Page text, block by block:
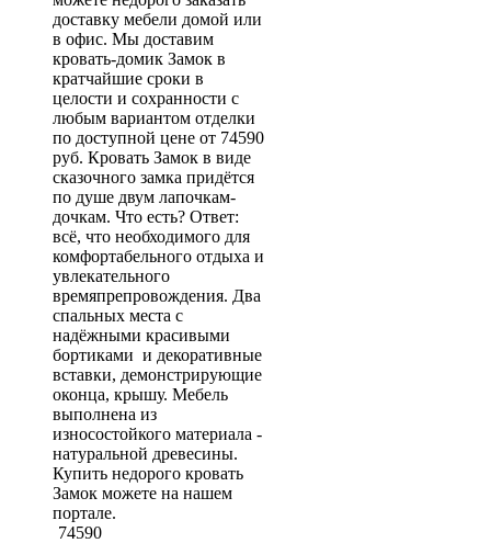
доставку мебели домой или
в офис. Мы доставим
кровать-домик Замок в
кратчайшие сроки в
целости и сохранности с
любым вариантом отделки
по доступной цене от 74590
руб. Кровать Замок в виде
сказочного замка придётся
по душе двум лапочкам-
дочкам. Что есть? Ответ:
всё, что необходимого для
комфортабельного отдыха и
увлекательного
времяпрепровождения. Два
спальных места с
надёжными красивыми
бортиками и декоративные
вставки, демонстрирующие
оконца, крышу. Мебель
выполнена из
износостойкого материала -
натуральной древесины.
Купить недорого кровать
Замок можете на нашем
портале.
74590